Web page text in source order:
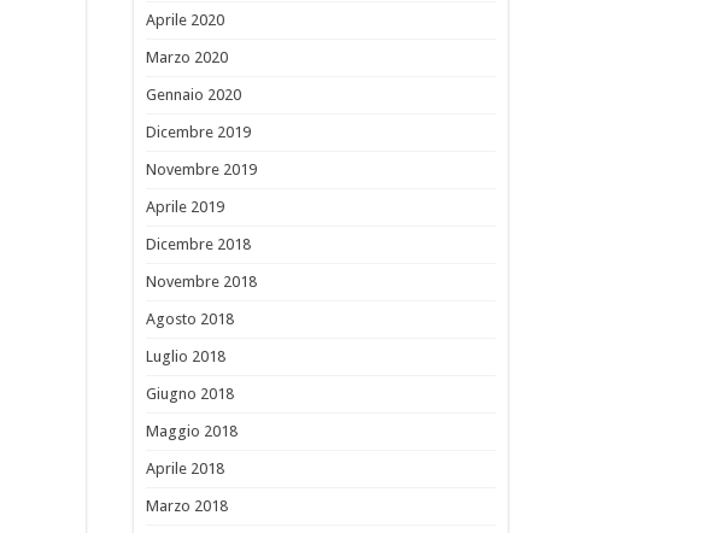
Aprile 2020
Marzo 2020
Gennaio 2020
Dicembre 2019
Novembre 2019
Aprile 2019
Dicembre 2018
Novembre 2018
Agosto 2018
Luglio 2018
Giugno 2018
Maggio 2018
Aprile 2018
Marzo 2018